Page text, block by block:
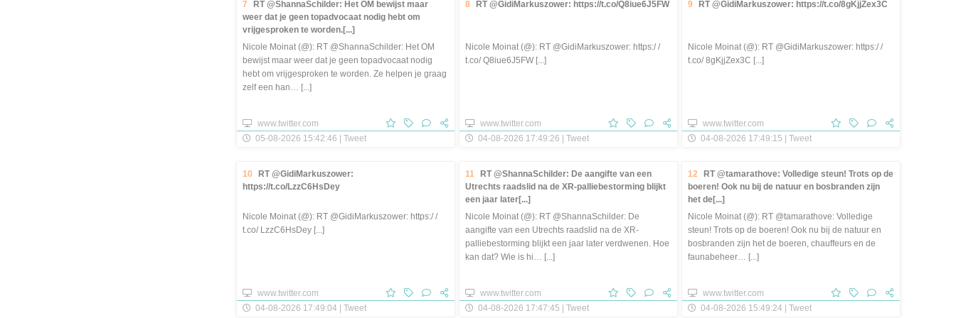
7
RT @ShannaSchilder: Het OM bewijst maar
weer dat je geen topadvocaat nodig hebt om
vrijgesproken te worden.[...]
Nicole Moinat (@): RT @ShannaSchilder: Het OM
bewijst maar weer dat je geen topadvocaat nodig
hebt om vrijgesproken te worden. Ze helpen je graag
zelf een han… [...]
www.twitter.com
05-08-2026 15:42:46 | Tweet
8 RT @GidiMarkuszower: https://t.co/Q8iue6J5FW
Nicole Moinat (@): RT @GidiMarkuszower: https:/ /
t.co/ Q8iue6J5FW [...]
www.twitter.com
04-08-2026 17:49:26 | Tweet
9 RT @GidiMarkuszower: https://t.co/8gKjjZex3C
Nicole Moinat (@): RT @GidiMarkuszower: https:/ /
t.co/ 8gKjjZex3C [...]
www.twitter.com
04-08-2026 17:49:15 | Tweet
10
RT @GidiMarkuszower:
https://t.co/LzzC6HsDey
Nicole Moinat (@): RT @GidiMarkuszower: https:/ /
t.co/ LzzC6HsDey [...]
www.twitter.com
04-08-2026 17:49:04 | Tweet
11
RT @ShannaSchilder: De aangifte van een
Utrechts raadslid na de XR-palliebestorming blijkt
een jaar later[...]
Nicole Moinat (@): RT @ShannaSchilder: De
aangifte van een Utrechts raadslid na de XR-
palliebestorming blijkt een jaar later verdwenen. Hoe
kan dat? Wie is hi… [...]
www.twitter.com
04-08-2026 17:47:45 | Tweet
12
RT @tamarathove: Volledige steun! Trots op de
boeren! Ook nu bij de natuur en bosbranden zijn
het de[...]
Nicole Moinat (@): RT @tamarathove: Volledige
steun! Trots op de boeren! Ook nu bij de natuur en
bosbranden zijn het de boeren, chauffeurs en de
faunabeheer… [...]
www.twitter.com
04-08-2026 15:49:24 | Tweet